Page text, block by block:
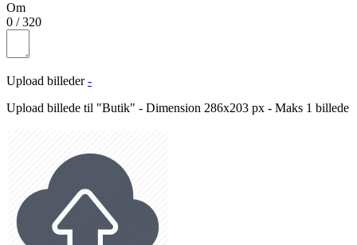
Om
0 /320
Upload billeder -
Upload billede til "Butik" - Dimension 286x203 px - Maks 1 billede